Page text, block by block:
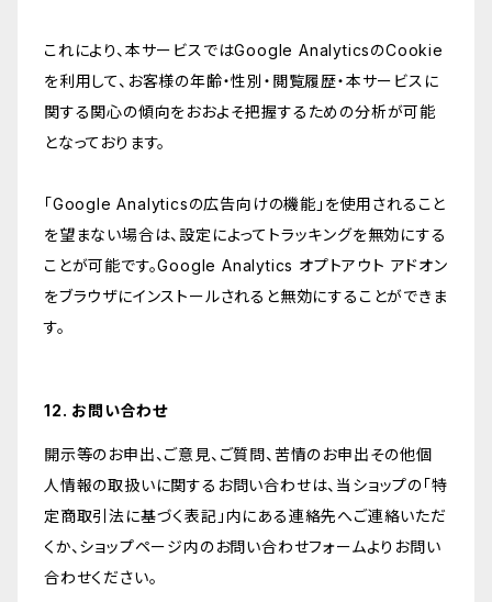
これにより、本サービスではGoogle AnalyticsのCookie
を利用して、お客様の年齢・性別・閲覧履歴・本サービスに
関する関心の傾向をおおよそ把握するための分析が可能
となっております。
「Google Analyticsの広告向けの機能」を使用されること
を望まない場合は、設定によってトラッキングを無効にする
ことが可能です。Google Analytics オプトアウト アドオン
をブラウザにインストールされると無効にすることができま
す。
12. お問い合わせ
開示等のお申出、ご意見、ご質問、苦情のお申出その他個
人情報の取扱いに関するお問い合わせは、当ショップの「特
定商取引法に基づく表記」内にある連絡先へご連絡いただ
くか、ショップページ内のお問い合わせフォームよりお問い
合わせください。